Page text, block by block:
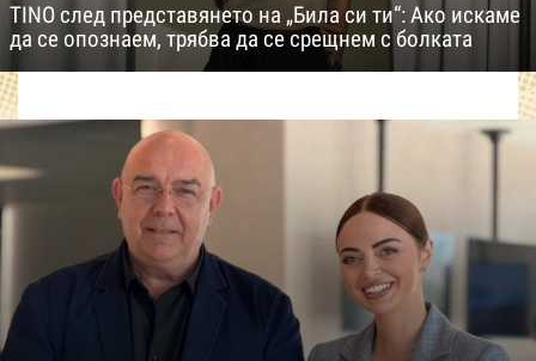
TINO след представянето на „Била си ти“: Ако искаме
да се опознаем, трябва да се срещнем с болката